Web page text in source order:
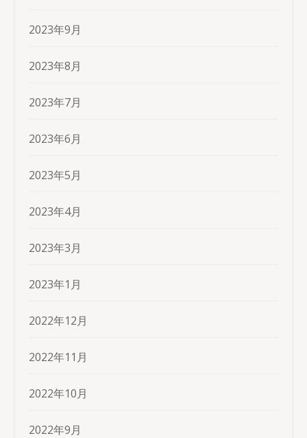
2023年9月
2023年8月
2023年7月
2023年6月
2023年5月
2023年4月
2023年3月
2023年1月
2022年12月
2022年11月
2022年10月
2022年9月